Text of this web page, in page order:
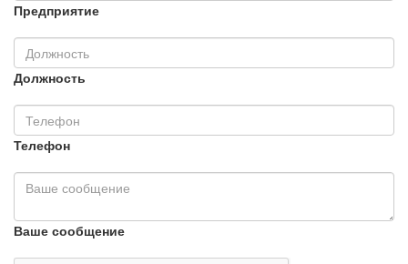
Предприятие
Должность
Телефон
Ваше сообщение